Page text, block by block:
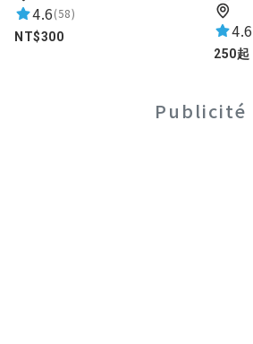
4.6(58)
NT$300 4.6
250起
Publicité